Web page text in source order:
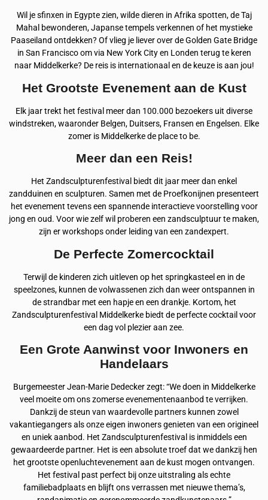
Wil je sfinxen in Egypte zien, wilde dieren in Afrika spotten, de Taj
Mahal bewonderen, Japanse tempels verkennen of het mystieke
Paaseiland ontdekken? Of vlieg je liever over de Golden Gate Bridge
in San Francisco om via New York City en Londen terug te keren
naar Middelkerke? De reis is internationaal en de keuze is aan jou!
Het Grootste Evenement aan de Kust
Elk jaar trekt het festival meer dan 100.000 bezoekers uit diverse
windstreken, waaronder Belgen, Duitsers, Fransen en Engelsen. Elke
zomer is Middelkerke de place to be.
Meer dan een Reis!
Het Zandsculpturenfestival biedt dit jaar meer dan enkel
zandduinen en sculpturen. Samen met de Proefkonijnen presenteert
het evenement tevens een spannende interactieve voorstelling voor
jong en oud. Voor wie zelf wil proberen een zandsculptuur te maken,
zijn er workshops onder leiding van een zandexpert.
De Perfecte Zomercocktail
Terwijl de kinderen zich uitleven op het springkasteel en in de
speelzones, kunnen de volwassenen zich dan weer ontspannen in
de strandbar met een hapje en een drankje. Kortom, het
Zandsculpturenfestival Middelkerke biedt de perfecte cocktail voor
een dag vol plezier aan zee.
Een Grote Aanwinst voor Inwoners en
Handelaars
Burgemeester Jean-Marie Dedecker zegt: “We doen in Middelkerke
veel moeite om ons zomerse evenementenaanbod te verrijken.
Dankzij de steun van waardevolle partners kunnen zowel
vakantiegangers als onze eigen inwoners genieten van een origineel
en uniek aanbod. Het Zandsculpturenfestival is inmiddels een
gewaardeerde partner. Het is een absolute troef dat we dankzij hen
het grootste openluchtevenement aan de kust mogen ontvangen.
Het festival past perfect bij onze uitstraling als echte
familiebadplaats en blijft ons verrassen met nieuwe thema’s,